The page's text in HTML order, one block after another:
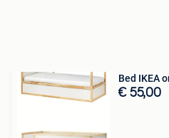
Bed IKEA
€ 55,00